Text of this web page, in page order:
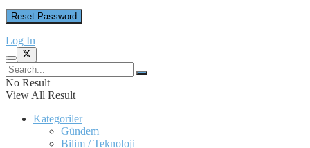
Log In
No Result
View All Result
Kategoriler
Gündem
Bilim / Teknoloji